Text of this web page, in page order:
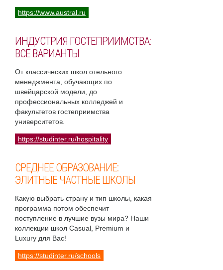
https://www.austral.ru
ИНДУСТРИЯ ГОСТЕПРИИМСТВА:
ВСЕ ВАРИАНТЫ
От классических школ отельного
менеджмента, обучающих по
швейцарской модели, до
профессиональных колледжей и
факультетов гостеприимства
университетов.
https://studinter.ru/hospitality
СРЕДНЕЕ ОБРАЗОВАНИЕ:
ЭЛИТНЫЕ ЧАСТНЫЕ ШКОЛЫ
Какую выбрать страну и тип школы, какая
программа потом обеспечит
поступление в лучшие вузы мира? Наши
коллекции школ Casual, Premium и
Luxury для Вас!
https://studinter.ru/schools